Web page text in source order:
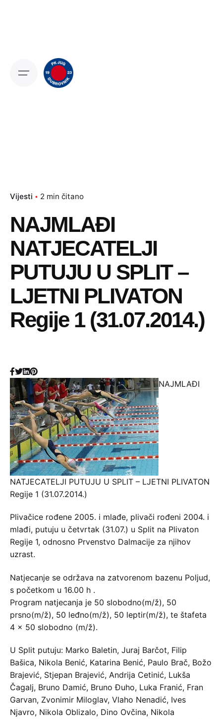
Vijesti 2 min čitano
NAJMLAĐI
NATJECATELJI
PUTUJU U SPLIT –
LJETNI PLIVATON
Regije 1 (31.07.2014.)
NAJMLAĐI
NATJECATELJI PUTUJU U SPLIT – LJETNI PLIVATON
Regije 1 (31.07.2014.)
Plivačice rođene 2005. i mlađe, plivači rođeni 2004. i
mlađi, putuju u četvrtak (31.07.) u Split na Plivaton
Regije 1, odnosno Prvenstvo Dalmacije za njihov
uzrast.
Natjecanje se održava na zatvorenom bazenu Poljud,
s početkom u 16.00 h .
Program natjecanja je 50 slobodno(m/ž), 50
prsno(m/ž), 50 leđno(m/ž), 50 leptir(m/ž), te štafeta
4 x 50 slobodno (m/ž).
U Split putuju: Marko Baletin, Juraj Barčot, Filip
Bašica, Nikola Benić, Katarina Benić, Paulo Brač, Božo
Brajević, Stjepan Brajević, Andrija Cetinić, Lukša
Čagalj, Bruno Damić, Bruno Đuho, Luka Franić, Fran
Garvan, Zvonimir Miloglav, Vlaho Nenadić, Ives
Njavro, Nikola Oblizalo, Dino Ovčina, Nikola